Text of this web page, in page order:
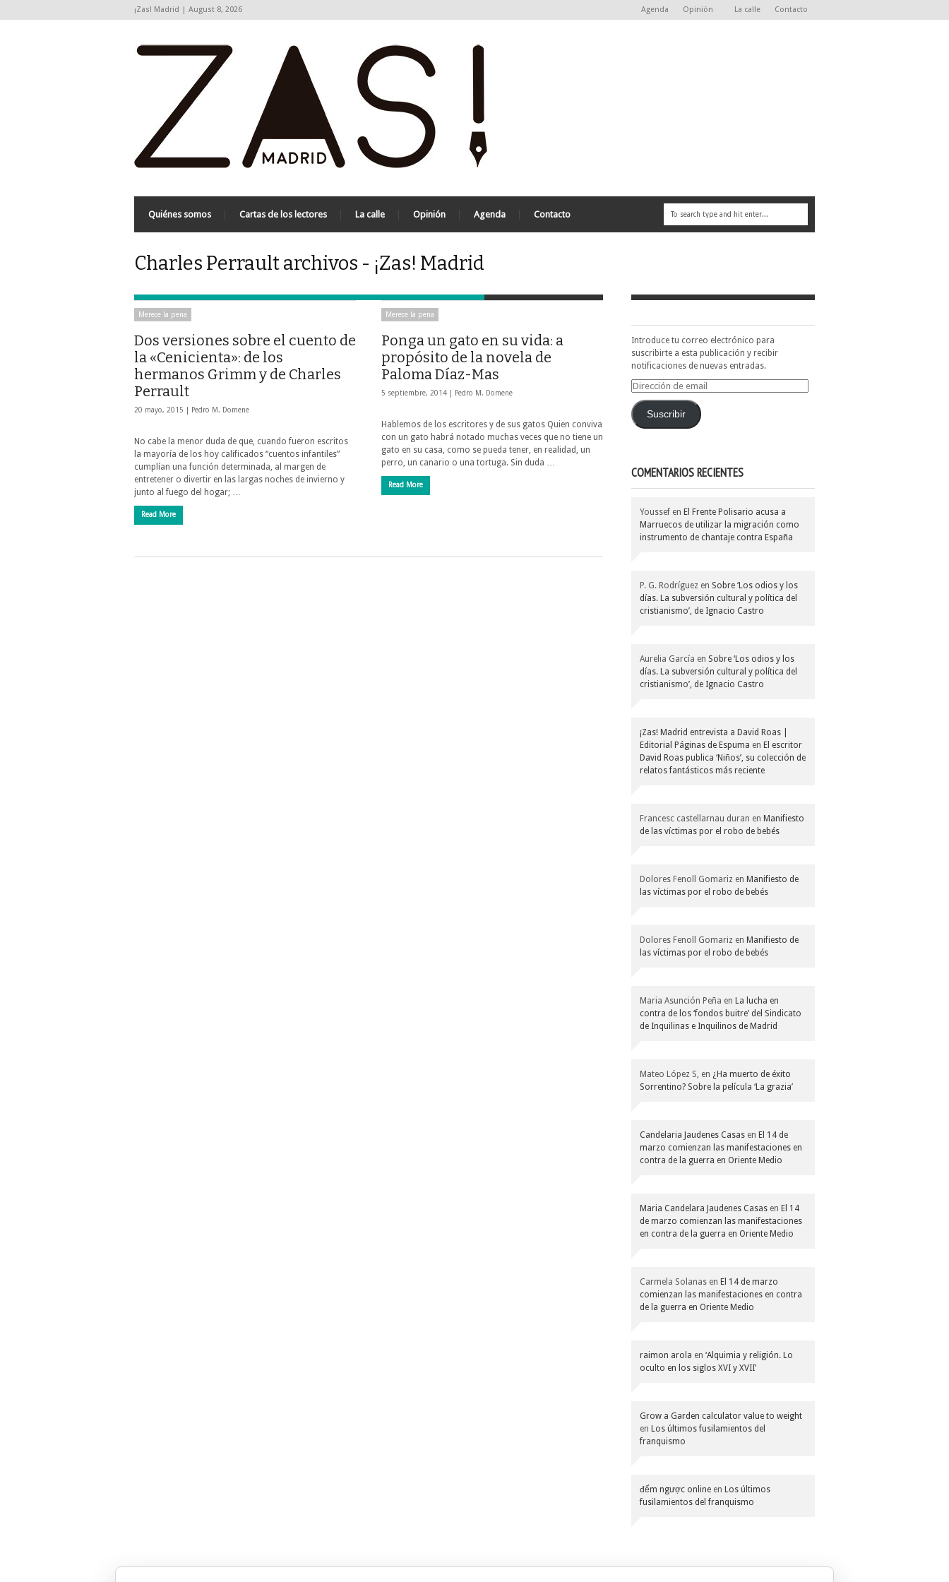
¡Zas! Madrid | August 8, 2026 Agenda Opinión La calle Contacto
Quiénes somos Cartas de los lectores La calle Opinión Agenda Contacto
Charles Perrault archivos - ¡Zas! Madrid
Merece la pena
Dos versiones sobre el cuento de
la «Cenicienta»: de los
hermanos Grimm y de Charles
Perrault
20 mayo, 2015 | Pedro M. Domene
No cabe la menor duda de que, cuando fueron escritos
la mayoría de los hoy calificados “cuentos infantiles”
cumplían una función determinada, al margen de
entretener o divertir en las largas noches de invierno y
junto al fuego del hogar; …
Read More
Merece la pena
Ponga un gato en su vida: a
propósito de la novela de
Paloma Díaz-Mas
5 septiembre, 2014 | Pedro M. Domene
Hablemos de los escritores y de sus gatos Quien conviva
con un gato habrá notado muchas veces que no tiene un
gato en su casa, como se pueda tener, en realidad, un
perro, un canario o una tortuga. Sin duda …
Read More
Introduce tu correo electrónico para
suscribirte a esta publicación y recibir
notificaciones de nuevas entradas.
Dirección
emailSuscribir
COMENTARIOS RECIENTES
Youssef en El Frente Polisario acusa a
Marruecos de utilizar la migración como
instrumento de chantaje contra España
P. G. Rodríguez en Sobre ‘Los odios y los
días. La subversión cultural y política del
cristianismo’, de Ignacio Castro
Aurelia García en Sobre ‘Los odios y los
días. La subversión cultural y política del
cristianismo’, de Ignacio Castro
¡Zas! Madrid entrevista a David Roas |
Editorial Páginas de Espuma en El escritor
David Roas publica ‘Niños’, su colección de
relatos fantásticos más reciente
Francesc castellarnau duran en Manifiesto
de las víctimas por el robo de bebés
Dolores Fenoll Gomariz en Manifiesto de
las víctimas por el robo de bebés
Dolores Fenoll Gomariz en Manifiesto de
las víctimas por el robo de bebés
Maria Asunción Peña en La lucha en
contra de los ‘fondos buitre’ del Sindicato
de Inquilinas e Inquilinos de Madrid
Mateo López S, en ¿Ha muerto de éxito
Sorrentino? Sobre la película ‘La grazia’
Candelaria Jaudenes Casas en El 14 de
marzo comienzan las manifestaciones en
contra de la guerra en Oriente Medio
Maria Candelara Jaudenes Casas en El 14
de marzo comienzan las manifestaciones
en contra de la guerra en Oriente Medio
Carmela Solanas en El 14 de marzo
comienzan las manifestaciones en contra
de la guerra en Oriente Medio
raimon arola en ‘Alquimia y religión. Lo
oculto en los siglos XVI y XVII’
Grow a Garden calculator value to weight
en Los últimos fusilamientos del
franquismo
đếm ngược online en Los últimos
fusilamientos del franquismo